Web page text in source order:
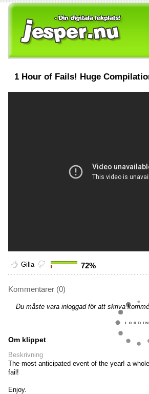
1 Hour of Fails! Huge
Gilla 72%
Kommentarer (0)
Du måste vara inloggad för att skriva
Om klippet
Beskrivning
The most anticipated event of the year! a
fail!
Enjoy.